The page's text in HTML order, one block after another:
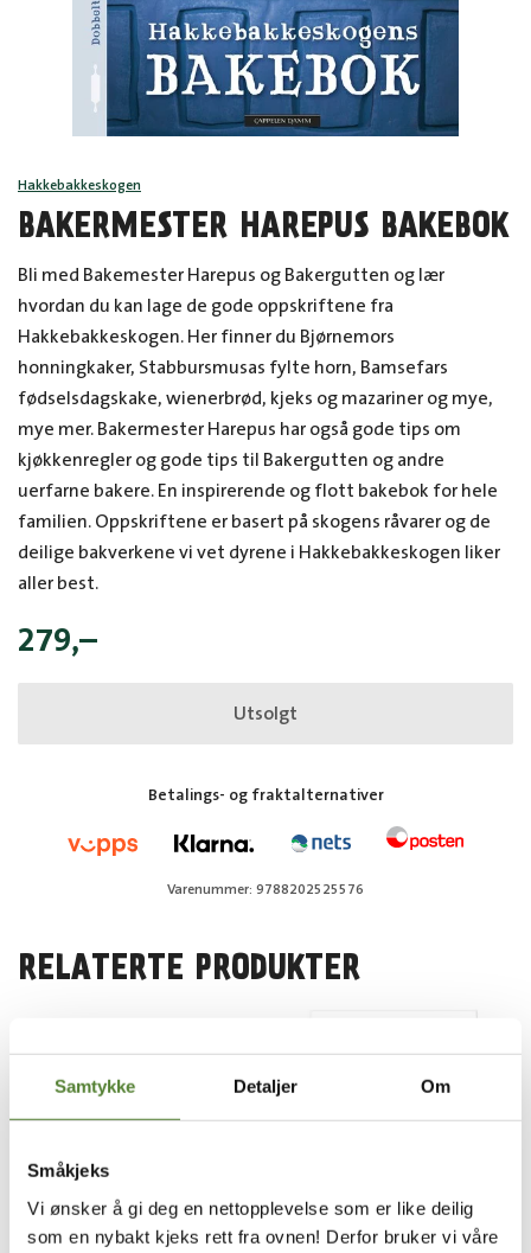
Samtykke Detaljer Om
Småkjeks
Vi ønsker å gi deg en nettopplevelse som er like deilig
som en nybakt kjeks rett fra ovnen! Derfor bruker vi våre
Hakkebakkeskogen
BAKERMESTER HAREPUS BAKEBOK
Bli med Bakemester Harepus og Bakergutten og lær
hvordan du kan lage de gode oppskriftene fra
Hakkebakkeskogen. Her finner du Bjørnemors
honningkaker, Stabbursmusas fylte horn, Bamsefars
fødselsdagskake, wienerbrød, kjeks og mazariner og mye,
mye mer. Bakermester Harepus har også gode tips om
kjøkkenregler og gode tips til Bakergutten og andre
uerfarne bakere. En inspirerende og flott bakebok for hele
familien. Oppskriftene er basert på skogens råvarer og de
deilige bakverkene vi vet dyrene i Hakkebakkeskogen liker
aller best.
279,–
Utsolgt
Betalings- og fraktalternativer
Varenummer: 9788202525576
RELATERTE PRODUKTER